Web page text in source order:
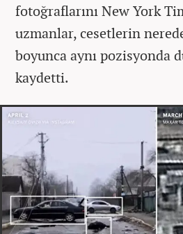
fotoğraflarını New York
uzmanlar, cesetlerin
boyunca aynı pozisyonda
kaydetti.